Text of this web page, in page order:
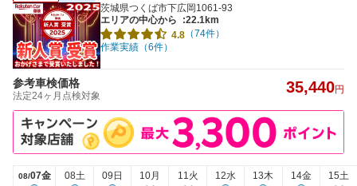
茨城県つくば市下広岡1061-93
エリアの中心から
:22.1km
4.8 （74件）
作業実績（6件）
参考車検価格
法定24ヶ月点検対象 35,440円
08/07金 08土 09日 10月 11火 12水 13木 14金 15土